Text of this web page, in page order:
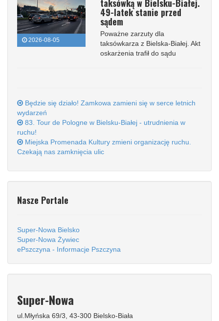
2026-08-05
taksówką w Bielsku-Białej.
49-latek stanie przed
sądem
Poważne zarzuty dla
taksówkarza z Bielska-Białej. Akt
oskarżenia trafił do sądu
Będzie się działo! Zamkowa zamieni się w serce letnich
wydarzeń
83. Tour de Pologne w Bielsku-Białej - utrudnienia w
ruchu!
Miejska Promenada Kultury zmieni organizację ruchu.
Czekają nas zamknięcia ulic
Nasze Portale
Super-Nowa Bielsko
Super-Nowa Żywiec
ePszczyna - Informacje Pszczyna
Super-Nowa
ul.Młyńska 69/3, 43-300 Bielsko-Biała